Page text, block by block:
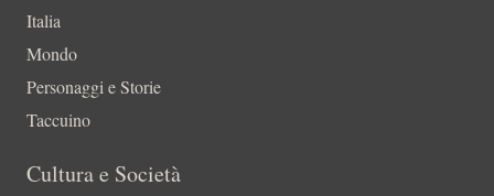
Italia
Mondo
Personaggi e Storie
Taccuino
Cultura e Società